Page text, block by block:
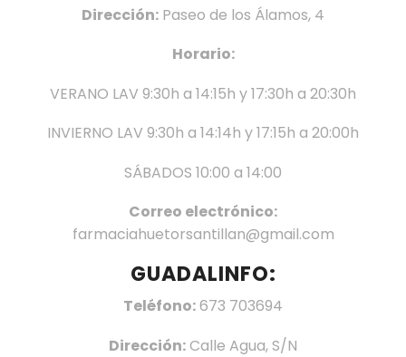
Dirección: Paseo de los Álamos, 4
Horario:
VERANO LAV 9:30h a 14:15h y 17:30h a 20:30h
INVIERNO LAV 9:30h a 14:14h y 17:15h a 20:00h
SÁBADOS 10:00 a 14:00
Correo electrónico:
farmaciahuetorsantillan@gmail.com
GUADALINFO:
Teléfono:673 703694
Dirección:Calle Agua, S/N